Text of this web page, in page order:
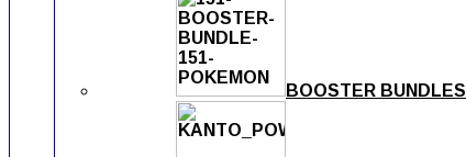
BOOSTER BUNDLES